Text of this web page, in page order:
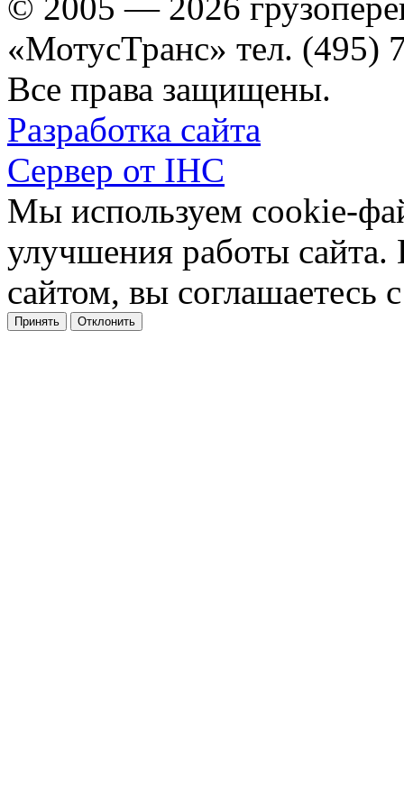
«МотусТранс» тел. (495)
Все права защищены.
Разработка сайта
Сервер от IHC
Мы используем cookie-
улучшения работы сайта.
сайтом, вы соглашаетесь
Принять Отклонить